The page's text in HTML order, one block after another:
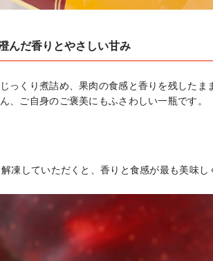
んだ香りとやさしい甘み
っくり煮詰め、果肉の食感と香りを残したま
、ご自身のご褒美にもふさわしい一瓶です。
凍していただくと、香りと食感が最も美味し